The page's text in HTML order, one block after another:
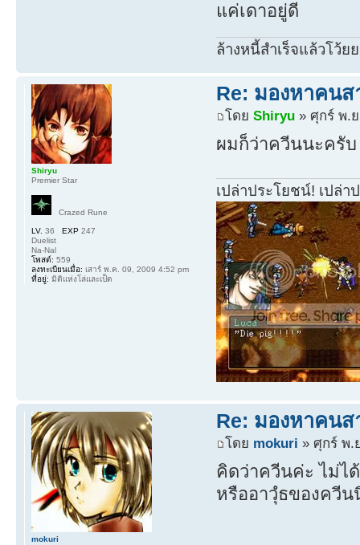
แค่เดาอยู่ดี
ล้างหนี้สำเร็จแล้วโว้ย
Re: มองหาคน
โดยShiryu » ศุกร์ พ.ย
ผมก็ว่าควีนนะครั
เปล่าประโยชน์! เปล่า
Shiryu
Premier Star
Crazed Rune
LV. 36 EXP 247
Duelist
Na-Nal
โพสต์: 559
ลงทะเบียนเมื่อ: เสาร์ พ.ค. 09, 2009 4:52 pm
ที่อยู่: มิติแห่งโล่และเป็ด
Re: มองหาคน
โดย mokuri » ศุกร์ พ.
คิดว่าควีนค่ะ ไม่ไ
หรืออาวุํธของควีน
mokuri